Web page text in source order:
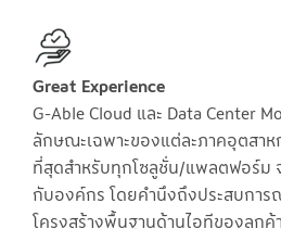
Great Experience
G-Able Cloud และ Data Center
ลักษณะเฉพาะของแต่ละภาคอุตสาห
ที่สุดสำหรับทุกโซลูชั่น/แพลตฟอร์ม
กับองค์กร โดยคำนึงถึงประสบการ
โครงสร้างพื้นฐานด้านไอทีของลูกค้า